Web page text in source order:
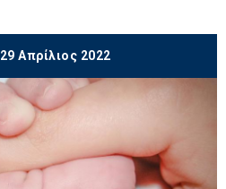
29 Απρίλιος 2022